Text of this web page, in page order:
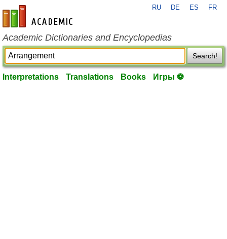
en-academic.com
RU DE ES FR
Academic Dictionaries and Encyclopedias
Search!
Interpretations Translations Books Игры ⚽